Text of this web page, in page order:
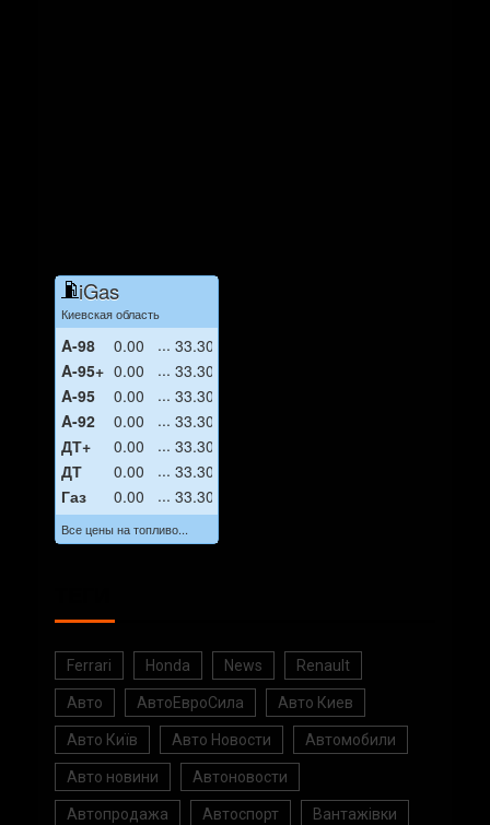
iGas
Киевская область
A-98 0.00
33.30
A-95+ 0.00
33.30
A-95
0.00
33.30
A-92
0.00
33.30
ДТ+
0.00
33.30
ДТ
0.00
33.30
Газ
0.00 33.30
Все цены на топливо...
Ferrari Honda News Renault
Авто АвтоЕвроСила Авто Киев
Авто Київ Авто Новости Автомобили
Авто новини Автоновости
Автопродажа Автоспорт Вантажівки